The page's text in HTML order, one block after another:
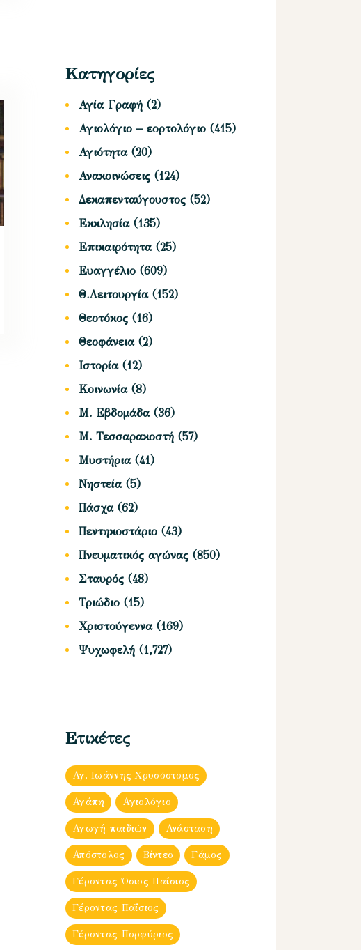
Κατηγορίες
Αγία Γραφή (2)
Αγιολόγιο – εορτολόγιο (415)
Αγιότητα(20)
Ανακοινώσεις (124)
Δεκαπενταύγουστος (52)
Εκκλησία(135)
Επικαιρότητα(25)
Ευαγγέλιο (609)
Θ.Λειτουργία(152)
Θεοτόκος (16)
Θεοφάνεια(2)
Ιστορία(12)
Κοινωνία(8)
Μ. Εβδομάδα(36)
Μ. Τεσσαρακοστή (57)
Μυστήρια(41)
Νηστεία(5)
Πάσχα(62)
Πεντηκοστάριο (43)
Πνευματικός αγώνας (850)
Σταυρός (48)
Τριώδιο (15)
Χριστούγεννα(169)
Ψυχωφελή (1,727)
Ετικέτες
Αγ. Ιωάννης Χρυσόστομος
Αγάπη Αγιολόγιο
Αγωγή παιδιών Ανάσταση
Απόστολος Βίντεο Γάμος
Γέροντας Όσιος Παΐσιος
Γέροντας Παΐσιος
Γέροντας Πορφύριος